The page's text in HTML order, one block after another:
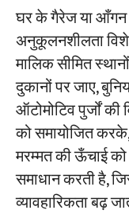
घर के गैरेज या आँगन
अनुकूलनशीलता
मालिक सीमित
दुकानों पर जाए,
ऑटोमोटिव पुर्जों
को समायोजित
मरम्मत की ऊँचाई
समाधान करती है,
व्यावहारिकता बढ़